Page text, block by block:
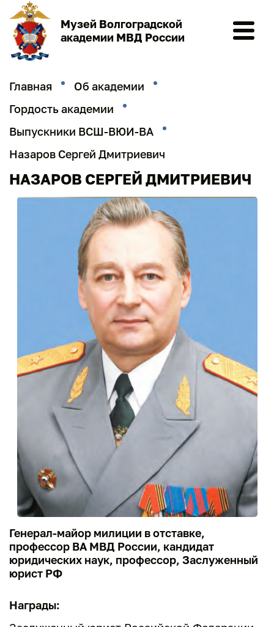
Музей Волгоградской
академии МВД России
Главная
Об академии
Гордость академии
Выпускники ВСШ-ВЮИ-ВА
Назаров Сергей Дмитриевич
НАЗАРОВ СЕРГЕЙ ДМИТРИЕВИЧ
Генерал-майор милиции в отставке,
профессор ВА МВД России, кандидат
юридических наук, профессор, Заслуженный
юрист РФ
Награды: